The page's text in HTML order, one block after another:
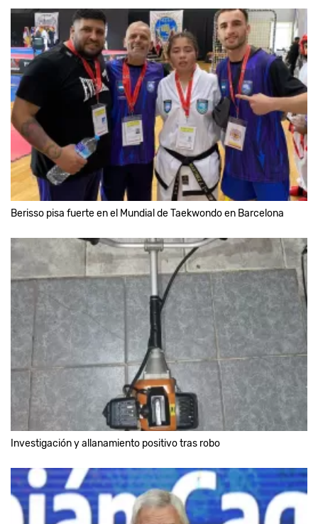
Berisso pisa fuerte en el Mundial de Taekwondo en Barcelona
Investigación y allanamiento positivo tras robo